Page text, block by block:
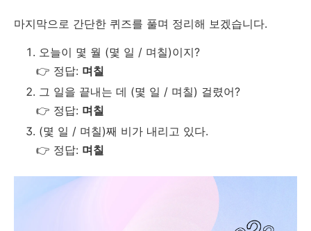
마지막으로 간단한 퀴즈를 풀며 정리해 보겠습니다.
오늘이 몇 월 (몇 일 / 며칠)이지?
👉 정답: 며칠
그 일을 끝내는 데 (몇 일 / 며칠) 걸렸어?
👉 정답: 며칠
(몇 일 / 며칠)째 비가 내리고 있다.
👉 정답: 며칠